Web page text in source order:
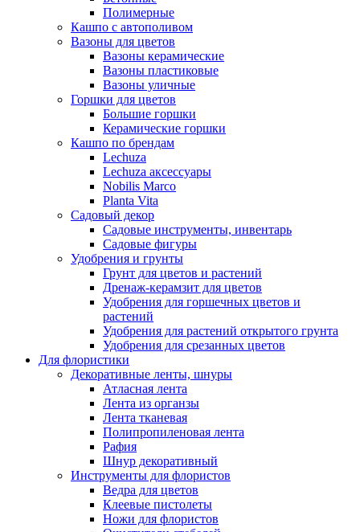
Полимерные
Кашпо с автополивом
Вазоны для цветов
Вазоны керамические
Вазоны пластиковые
Вазоны уличные
Горшки для цветов
Большие горшки
Керамические горшки
Кашпо по брендам
Lechuza
Lechuza аксессуары
Nobilis Marco
Planta Vita
Садовый декор
Садовые инструменты, инвентарь
Садовые фигуры
Удобрения и грунты
Грунт для цветов и растений
Дренаж-керамзит для цветов
Удобрения для горшечных цветов и
растений
Удобрения для растений открытого грунта
Удобрения для срезанных цветов
Для флористики
Декоративные ленты, шнуры
Атласная лента
Лента из органзы
Лента тканевая
Полипропиленовая лента
Рафия
Шнур декоративный
Инструменты для флористов
Ведра для цветов
Клеевые пистолеты
Ножи для флористов